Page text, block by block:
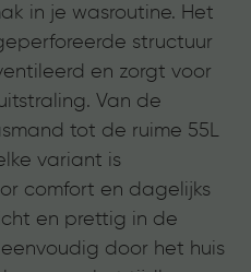
in je wasroutine. Het
structuur
en zorgt voor
Van de
tot de ruime 55L
variant is
comfort en dagelijks
en prettig in de
door het huis